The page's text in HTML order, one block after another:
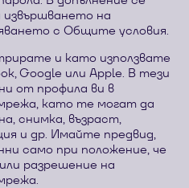
извършването на
с Общите условия.
и като използвате
Google или Apple. В тези
от профила ви в
като те могат да
снимка, възраст,
и др. Имайте предвид,
само при положение, че
разрешение на